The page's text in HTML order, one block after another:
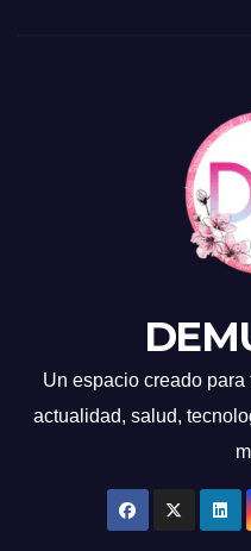
Un espacio creado
actualidad, salud,